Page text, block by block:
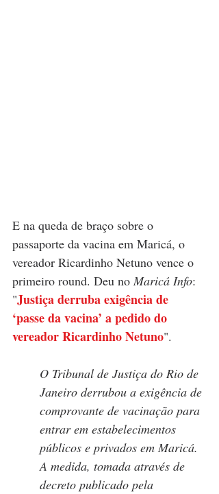
E na queda de braço sobre o
passaporte da vacina em Maricá, o
vereador Ricardinho Netuno vence o
primeiro round. Deu no Maricá Info:
"Justiça derruba exigência de
‘passe da vacina’ a pedido do
vereador Ricardinho Netuno".
O Tribunal de Justiça do Rio de
Janeiro derrubou a exigência de
comprovante de vacinação para
entrar em estabelecimentos
públicos e privados em Maricá.
A medida, tomada através de
decreto publicado pela